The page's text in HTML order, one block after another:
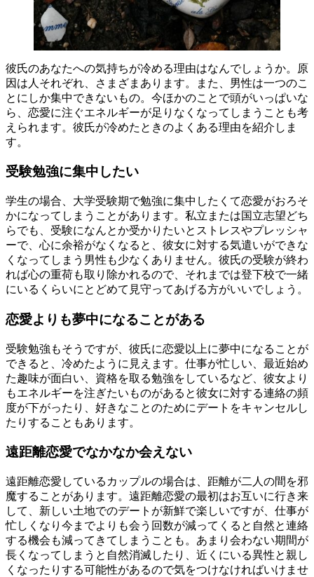
彼氏のあなたへの気持ちが冷める理由はなんでしょうか。原
因は人それぞれ、さまざまあります。また、男性は一つのこ
とにしか集中できないもの。今ほかのことで頭がいっぱいな
ら、恋愛に注ぐエネルギーが足りなくなってしまうことも考
えられます。彼氏が冷めたときのよくある理由を紹介しま
す。
受験勉強に集中したい
学生の場合、大学受験期で勉強に集中したくて恋愛がおろそ
かになってしまうことがあります。私立または国立志望どち
らでも、受験になんとか受かりたいとストレスやプレッシャ
ーで、心に余裕がなくなると、彼女に対する気遣いができな
くなってしまう男性も少なくありません。彼氏の受験が終わ
れば心の重荷も取り除かれるので、それまでは登下校で一緒
にいるくらいにとどめて見守ってあげる方がいいでしょう。
恋愛よりも夢中になることがある
受験勉強もそうですが、彼氏に恋愛以上に夢中になることが
できると、冷めたように見えます。仕事が忙しい、最近始め
た趣味が面白い、資格を取る勉強をしているなど、彼女より
もエネルギーを注ぎたいものがあると彼女に対する連絡の頻
度が下がったり、好きなことのためにデートをキャンセルし
たりすることもあります。
遠距離恋愛でなかなか会えない
遠距離恋愛しているカップルの場合は、距離が二人の間を邪
魔することがあります。遠距離恋愛の最初はお互いに行き来
して、新しい土地でのデートが新鮮で楽しいですが、仕事が
忙しくなり今までよりも会う回数が減ってくると自然と連絡
する機会も減ってきてしまうことも。あまり会わない期間が
長くなってしまうと自然消滅したり、近くにいる異性と親し
くなったりする可能性があるので気をつけなければいけませ